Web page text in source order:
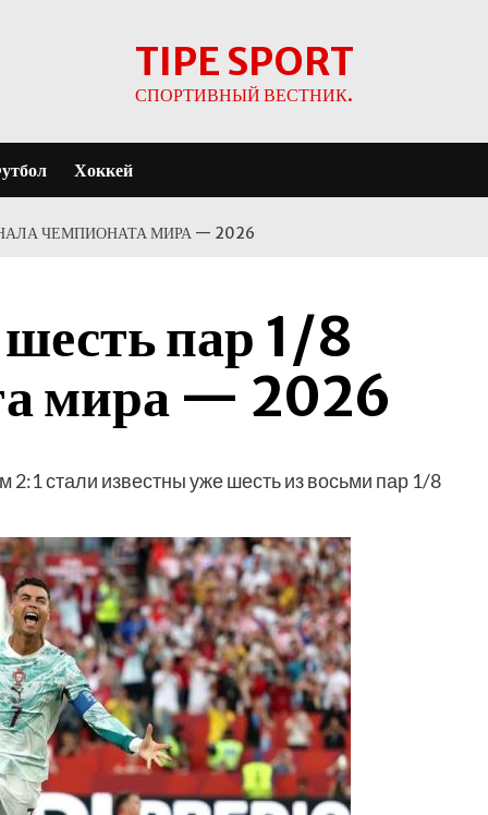
TIPE SPORT
СПОРТИВНЫЙ ВЕСТНИК.
Хоккей
ЧЕМПИОНАТА МИРА — 2026
пар 1/8
мира — 2026
стали известны уже шесть из восьми пар 1/8